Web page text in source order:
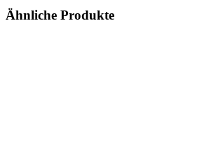
Ähnliche Produkte